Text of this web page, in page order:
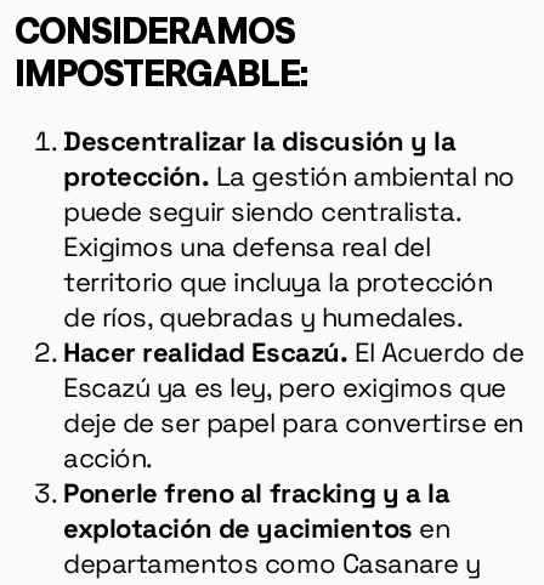
CONSIDERAMOS
IMPOSTERGABLE:
Descentralizar la discusión y la
protección. La gestión ambiental no
puede seguir siendo centralista.
Exigimos una defensa real del
territorio que incluya la protección
de ríos, quebradas y humedales.
Hacer realidad Escazú. El Acuerdo de
Escazú ya es ley, pero exigimos que
deje de ser papel para convertirse en
acción.
Ponerle freno al fracking y a la
explotación de yacimientos en
departamentos como Casanare y